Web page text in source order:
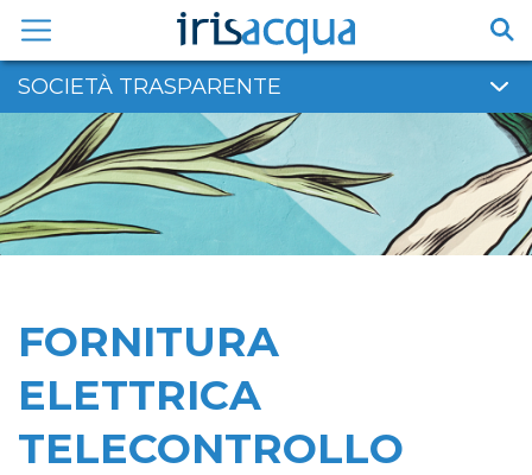
contenuto
SOCIETÀ TRASPARENTE
FORNITURA
ELETTRICA
TELECONTROLLO